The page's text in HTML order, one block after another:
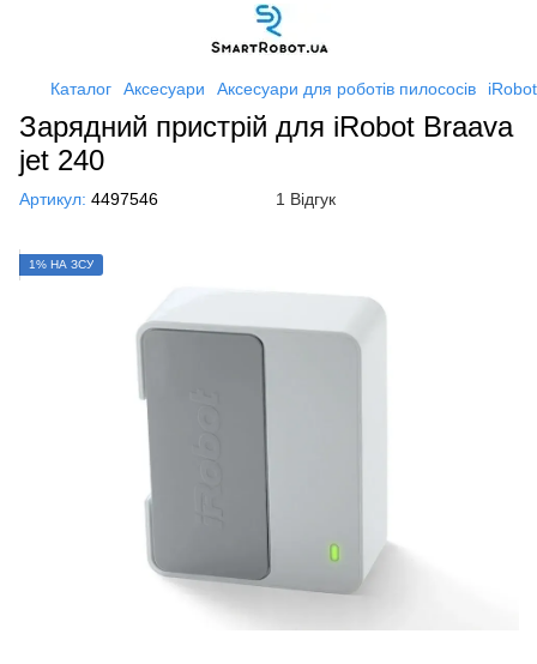
Каталог Аксесуари Аксесуари для роботів пилососів iRobot
Зарядний пристрій для iRobot Braava
jet 240
Артикул: 4497546 1 Відгук
1% НА ЗСУ